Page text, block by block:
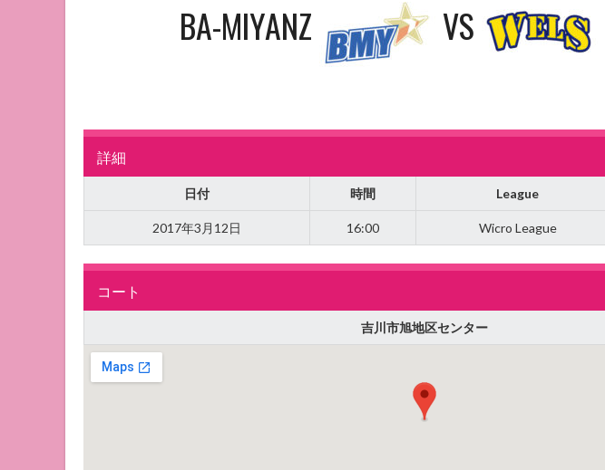
BA-MIYANZ VS
詳細
日付 時間 League
2017年3月12日 16:00 Wicro League
コート
吉川市旭地区センター